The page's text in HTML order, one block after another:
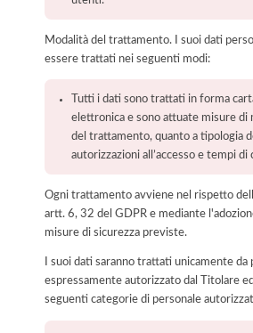
Modalità del trattamento. I suoi dati
essere trattati nei seguenti modi:
Tutti i dati sono trattati in forma
elettronica e sono attuate misure di
del trattamento, quanto a tipologia
autorizzazioni all’accesso e tempi di
Ogni trattamento avviene nel rispetto
artt. 6, 32 del GDPR e mediante
misure di sicurezza previste.
I suoi dati saranno trattati unicamente da
espressamente autorizzato dal Titolare
seguenti categorie di personale